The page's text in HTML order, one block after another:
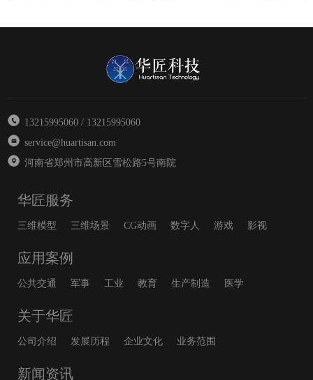
13215995060 / 13215995060
service@huartisan.com
河南省郑州市高新区雪松路5号南院
华匠服务
三维模型 三维场景 CG动画 数字人 游戏 影视
应用案例
公共交通 军事 工业 教育 生产制造 医学
关于华匠
公司介绍 发展历程 企业文化 业务范围
新闻资讯